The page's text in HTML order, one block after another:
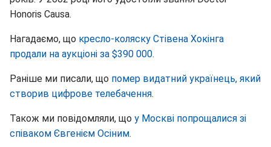
Honoris Causa.
Нагадаємо, що кресло-коляску Стівена Хокінга
продали на аукціоні за $390 000.
Раніше ми писали, що помер видатний українець, який
створив цифрове телебачення.
Також ми повідомляли, що у Москві попрощалися зі
співаком Євгенієм Осіним.